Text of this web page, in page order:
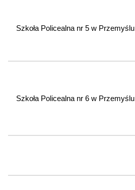
Szkoła Policealna nr 5 w Przemyślu
Szkoła Policealna nr 6 w Przemyślu